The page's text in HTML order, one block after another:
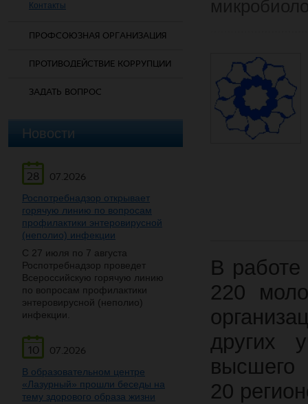
Контакты
ПРОФСОЮЗНАЯ ОРГАНИЗАЦИЯ
ПРОТИВОДЕЙСТВИЕ КОРРУПЦИИ
ЗАДАТЬ ВОПРОС
Новости
28
07.2026
Роспотребнадзор открывает
горячую линию по вопросам
профилактики энтеровирусной
(неполио) инфекции
С 27 июля по 7 августа
Роспотребнадзор проведет
Всероссийскую горячую линию
по вопросам профилактики
энтеровирусной (неполио)
инфекции.
10
07.2026
В образовательном центре
«Лазурный» прошли беседы на
тему здорового образа жизни
В работе
220
других
высшего
20